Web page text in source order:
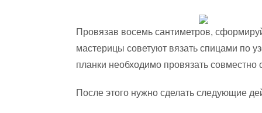
Провязав восемь сантиметров,
мастерицы советуют вязать спицами по
планки необходимо провязать совместно
После этого нужно сделать следующие